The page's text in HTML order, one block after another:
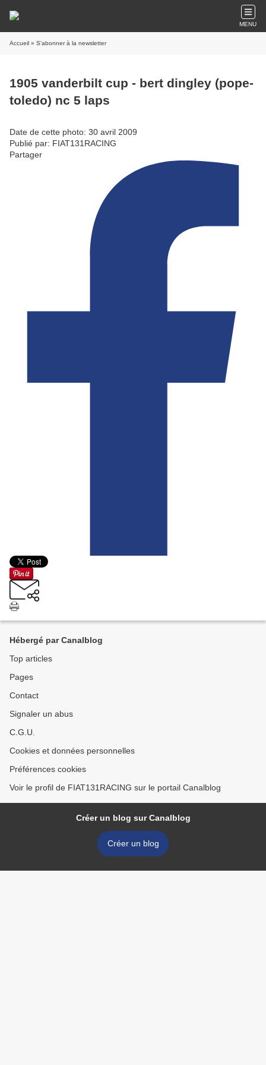
MENU
Accueil » S'abonner à la newsletter
1905 vanderbilt cup - bert dingley (pope-
toledo) nc 5 laps
Date de cette photo: 30 avril 2009
Publié par: FIAT131RACING
Partager
Hébergé par Canalblog
Top articles
Pages
Contact
Signaler un abus
C.G.U.
Cookies et données personnelles
Préférences cookies
Voir le profil de FIAT131RACING sur le portail Canalblog
Créer un blog sur Canalblog
Créer un blog